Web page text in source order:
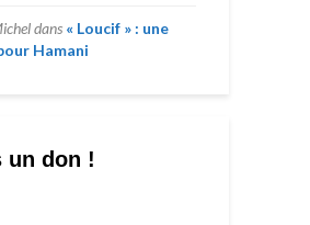
dans « Loucif » : une
Hamani
un don !